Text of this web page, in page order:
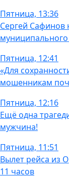
Пятница, 13:36
Сергей Сафинов
муниципального
Пятница, 12:41
«Для
мошенникам
Пятница, 12:16
Ещё одна
мужчина!
Пятница, 11:51
Вылет рейса из
11 часов